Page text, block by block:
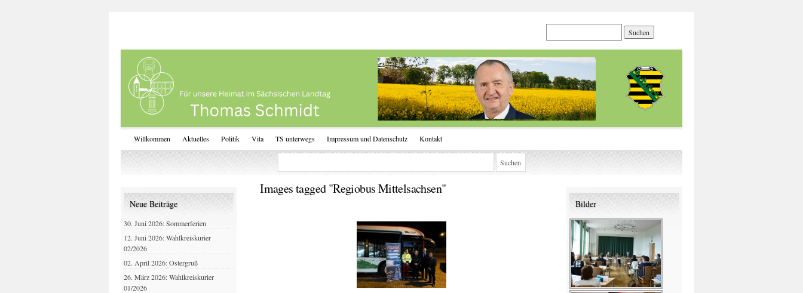
Willkommen Aktuelles Politik Vita TS unterwegs Impressum und Datenschutz Kontakt
Images tagged "Regiobus Mittelsachsen"
Neue Beiträge
30. Juni 2026: Sommerferien
12. Juni 2026: Wahlkreiskurier
02/2026
02. April 2026: Ostergruß
26. März 2026: Wahlkreiskurier
01/2026
Bilder